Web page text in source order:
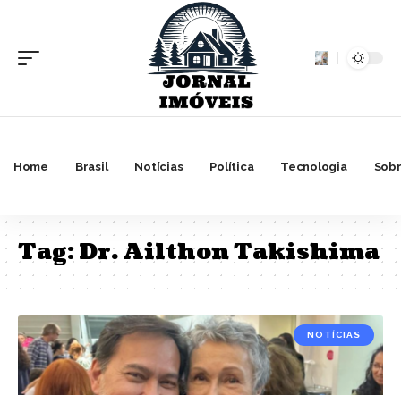
Home Brasil Notícias Política Tecnologia
Tag:Dr. Ailthon Takishima
NOTÍCIAS